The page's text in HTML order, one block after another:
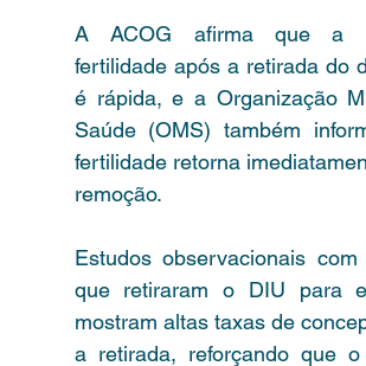
A ACOG afirma que a
fertilidade após a retirada do
é rápida, e a Organização
Saúde (OMS) também
fertilidade retorna
remoção.
Estudos observacionais com
que retiraram o DIU para
mostram altas taxas de
a retirada, reforçando que